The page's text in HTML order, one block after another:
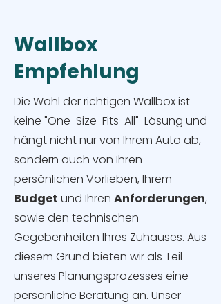
Wallbox
Empfehlung
Die Wahl der richtigen Wallbox ist
keine "One-Size-Fits-All"-Lösung und
hängt nicht nur von Ihrem Auto ab,
sondern auch von Ihren
persönlichen Vorlieben, Ihrem
Budget und Ihren Anforderungen,
sowie den technischen
Gegebenheiten Ihres Zuhauses. Aus
diesem Grund bieten wir als Teil
unseres Planungsprozesses eine
persönliche Beratung an. Unser